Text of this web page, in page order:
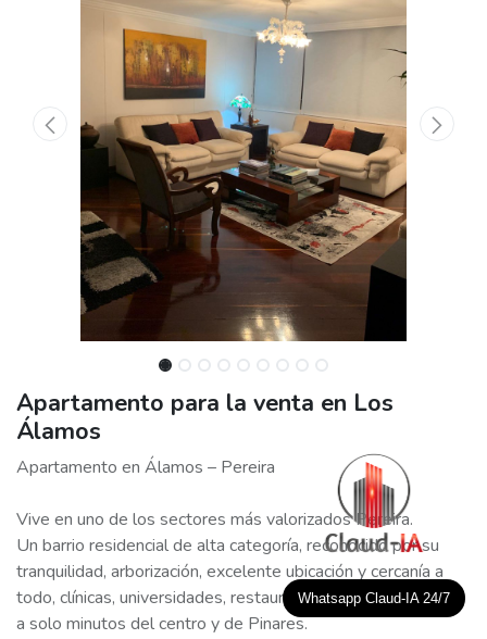
Apartamento para la venta en Los
Álamos
Apartamento en Álamos – Pereira
Vive en uno de los sectores más valorizados Pereira.
Un barrio residencial de alta categoría, reconocido por su
tranquilidad, arborización, excelente ubicación y cercanía a
todo, clínicas, universidades, restaurantes, supermercados y
a solo minutos del centro y de Pinares.
Whatsapp Claud-IA 24/7